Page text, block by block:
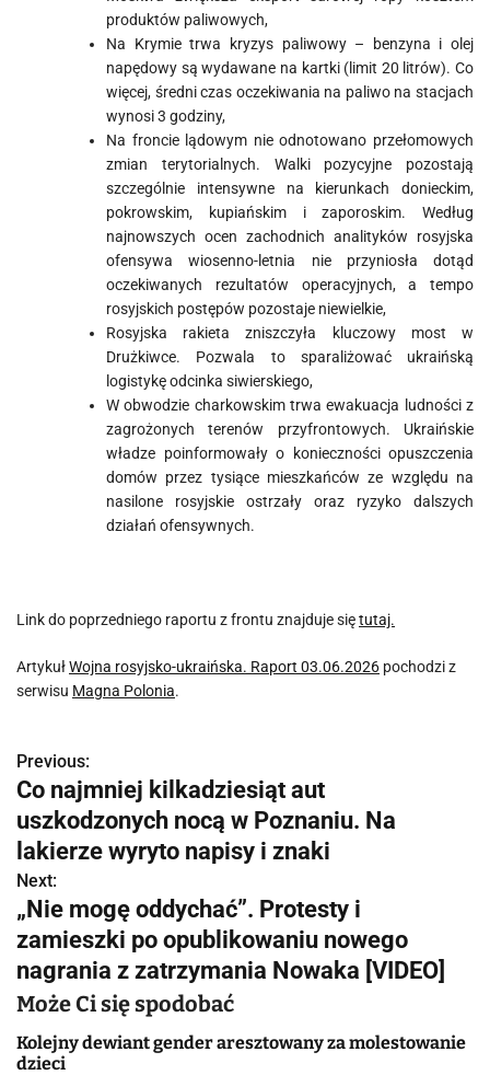
produktów paliwowych,
Na Krymie trwa kryzys paliwowy – benzyna i olej
napędowy są wydawane na kartki (limit 20 litrów). Co
więcej, średni czas oczekiwania na paliwo na stacjach
wynosi 3 godziny,
Na froncie lądowym nie odnotowano przełomowych
zmian terytorialnych. Walki pozycyjne pozostają
szczególnie intensywne na kierunkach donieckim,
pokrowskim, kupiańskim i zaporoskim. Według
najnowszych ocen zachodnich analityków rosyjska
ofensywa wiosenno-letnia nie przyniosła dotąd
oczekiwanych rezultatów operacyjnych, a tempo
rosyjskich postępów pozostaje niewielkie,
Rosyjska rakieta zniszczyła kluczowy most w
Drużkiwce. Pozwala to sparaliżować ukraińską
logistykę odcinka siwierskiego,
W obwodzie charkowskim trwa ewakuacja ludności z
zagrożonych terenów przyfrontowych. Ukraińskie
władze poinformowały o konieczności opuszczenia
domów przez tysiące mieszkańców ze względu na
nasilone rosyjskie ostrzały oraz ryzyko dalszych
działań ofensywnych.
Link do poprzedniego raportu z frontu znajduje siętutaj.
ArtykułWojna rosyjsko-ukraińska. Raport 03.06.2026 pochodzi z
serwisu Magna Polonia.
N
a
w
i
g
a
c
j
Previous:
Co najmniej kilkadziesiąt aut
uszkodzonych nocą w Poznaniu. Na
lakierze wyryto napisy i znaki
Next:
„Nie mogę oddychać”. Protesty i
zamieszki po opublikowaniu nowego
nagrania z zatrzymania Nowaka [VIDEO]
Może Ci się spodobać
Kolejny dewiant gender aresztowany za molestowanie
dzieci